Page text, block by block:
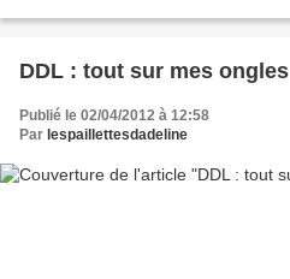
DDL : tout sur mes ongles
Publié le 02/04/2012 à 12:58
Par lespaillettesdadeline